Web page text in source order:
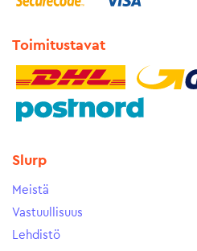
Toimitustavat
Slurp
Meistä
Vastuullisuus
Lehdistö